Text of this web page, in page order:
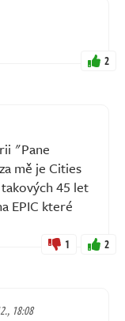
2
"Pane
mě je Cities
45 let
EPIC které
1 2
18:08